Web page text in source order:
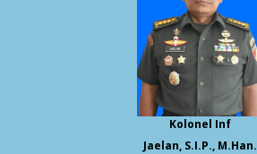
Kolonel Inf
Jaelan, S.I.P., M.Han.